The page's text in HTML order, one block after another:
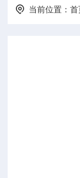
当前位置：首